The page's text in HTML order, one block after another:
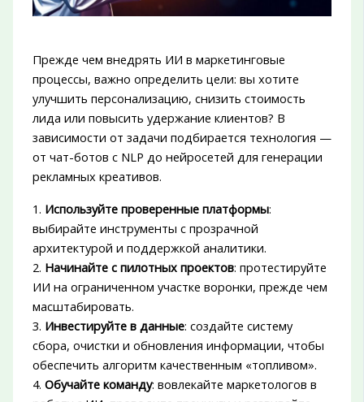
Прежде чем внедрять ИИ в маркетинговые
процессы, важно определить цели: вы хотите
улучшить персонализацию, снизить стоимость
лида или повысить удержание клиентов? В
зависимости от задачи подбирается технология —
от чат-ботов с NLP до нейросетей для генерации
рекламных креативов.
1. Используйте проверенные платформы:
выбирайте инструменты с прозрачной
архитектурой и поддержкой аналитики.
2. Начинайте с пилотных проектов: протестируйте
ИИ на ограниченном участке воронки, прежде чем
масштабировать.
3. Инвестируйте в данные: создайте систему
сбора, очистки и обновления информации, чтобы
обеспечить алгоритм качественным «топливом».
4. Обучайте команду: вовлекайте маркетологов в